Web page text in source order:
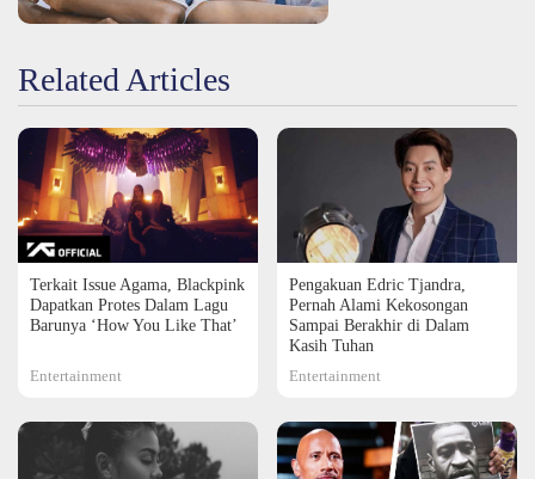
Related Articles
Terkait Issue Agama, Blackpink
Dapatkan Protes Dalam Lagu
Barunya ‘How You Like That’
Entertainment
Pengakuan Edric Tjandra,
Pernah Alami Kekosongan
Sampai Berakhir di Dalam
Kasih Tuhan
Entertainment